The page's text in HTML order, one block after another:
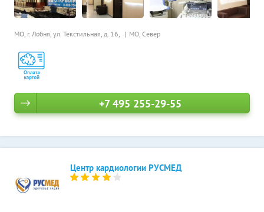
МО, г. Лобня, ул. Текстильная, д. 16, МО, Север
+7 495 255-29-55
Центр кардиологии РУСМЕД